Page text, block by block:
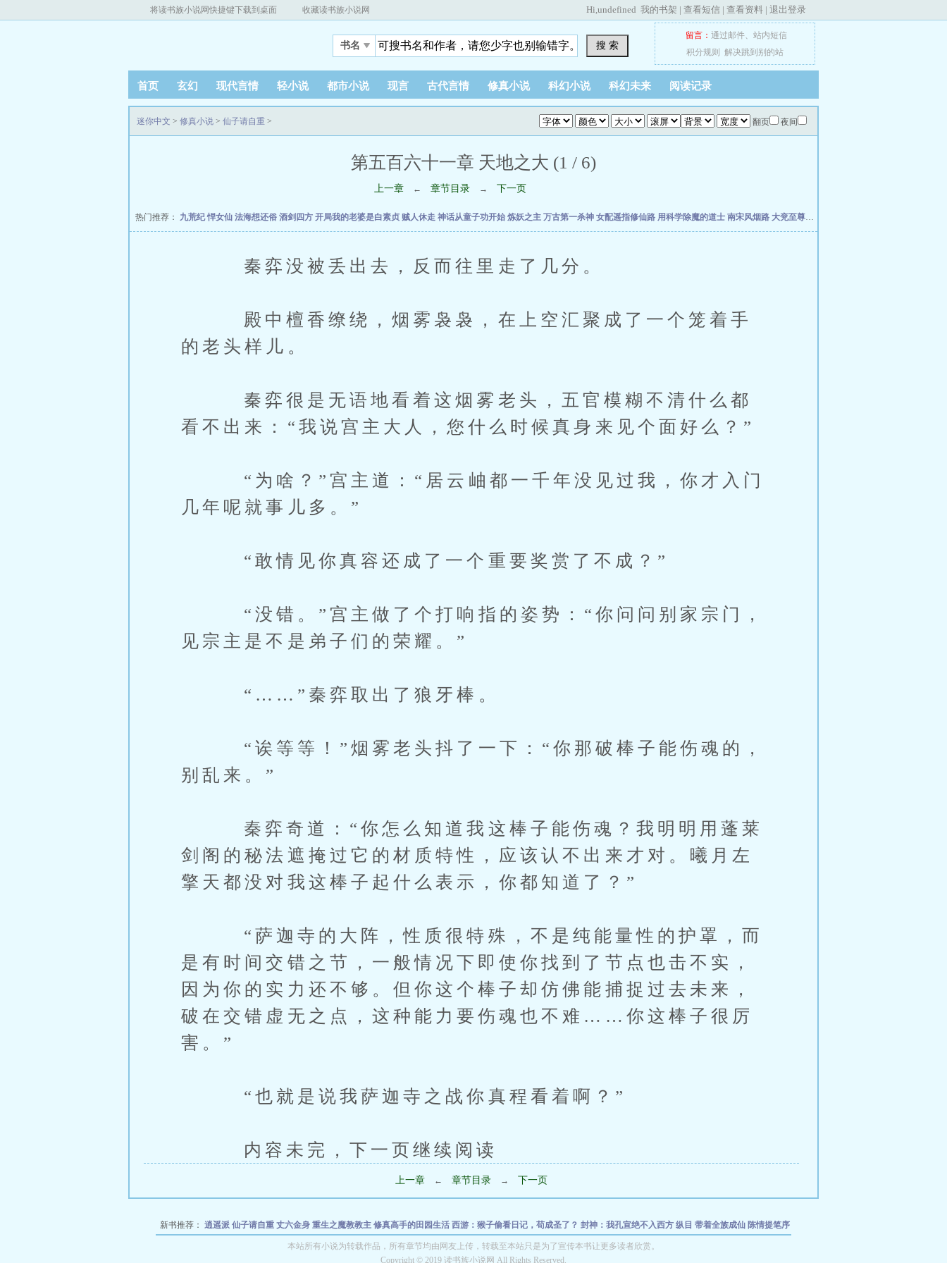
将读书族小说网快捷键下载到桌面 收藏读书族小说网 Hi,undefined 我的书架 | 查看短信 | 查看资料 | 退出登录
书名 搜 索
留言： 通过邮件、 站内短信
积分规则
解决跳到别的站
首页 玄幻 现代言情 轻小说 都市小说 现言 古代言情 修真小说 科幻小说 科幻未来 阅读记录
翻页 夜间
迷你中文 > 修真小说 > 仙子请自重 >
第五百六十一章 天地之大 (1 / 6)
上一章 ← 章节目录 → 下一页
热门推荐： 九荒纪悍女仙 法海想还俗 酒剑四方 开局我的老婆是白素贞 贼人休走 神话从童子功开始 炼妖之主 万古第一杀神 女配遥指修仙路 用科学除魔的道士 南宋风烟路 大兖至尊路
秦弈没被丢出去，反而往里走了几分。
殿中檀香缭绕，烟雾袅袅，在上空汇聚成了一个笼着手
的老头样儿。
秦弈很是无语地看着这烟雾老头，五官模糊不清什么都
看不出来：“我说宫主大人，您什么时候真身来见个面好么？”
“为啥？”宫主道：“居云岫都一千年没见过我，你才入门
几年呢就事儿多。”
“敢情见你真容还成了一个重要奖赏了不成？”
“没错。”宫主做了个打响指的姿势：“你问问别家宗门，
见宗主是不是弟子们的荣耀。”
“……”秦弈取出了狼牙棒。
“诶等等！”烟雾老头抖了一下：“你那破棒子能伤魂的，
别乱来。”
秦弈奇道：“你怎么知道我这棒子能伤魂？我明明用蓬莱
剑阁的秘法遮掩过它的材质特性，应该认不出来才对。曦月左
擎天都没对我这棒子起什么表示，你都知道了？”
“萨迦寺的大阵，性质很特殊，不是纯能量性的护罩，而
是有时间交错之节，一般情况下即使你找到了节点也击不实，
因为你的实力还不够。但你这个棒子却仿佛能捕捉过去未来，
破在交错虚无之点，这种能力要伤魂也不难……你这棒子很厉
害。”
“也就是说我萨迦寺之战你真程看着啊？”
内容未完，下一页继续阅读
上一章 ← 章节目录 → 下一页
新书推荐： 逍遥派 仙子请自重 丈六金身 重生之魔教教主 修真高手的田园生活 西游：猴子偷看日记，苟成圣了？ 封神：我孔宣绝不入西方 纵目 带着全族成仙 陈情提笔序
这破仙，不修也罢！斗米仙缘请神敕令：开局真武大帝神剑笑一蛇得道
本站所有小说为转载作品，所有章节均由网友上传，转载至本站只是为了宣传本书让更多读者欣赏。
Copyright © 2019 读书族小说网 All Rights Reserved.